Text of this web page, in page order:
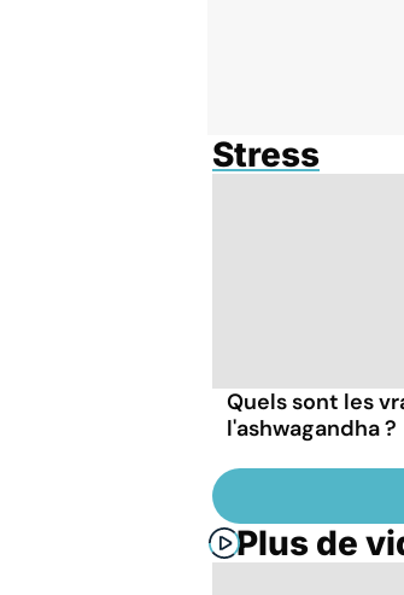
Stress
Quels sont les
l'ashwagandha ?
Plus de